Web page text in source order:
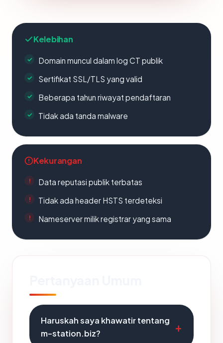
Kelebihan
Domain muncul dalam log CT publik
Sertifikat SSL/TLS yang valid
Beberapa tahun riwayat pendaftaran
Tidak ada tanda malware
Kekurangan
Data reputasi publik terbatas
Tidak ada header HSTS terdeteksi
Nameserver milik registrar yang sama
Haruskah saya khawatir tentang
m-station.biz?